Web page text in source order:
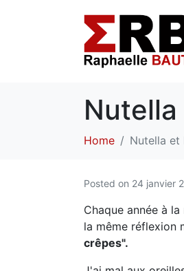
Home Nutella et
Posted on 24 janvier
Chaque année à
la même réflexion
crêpes".